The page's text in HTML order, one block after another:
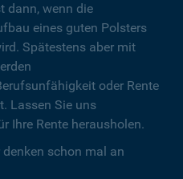
dann, wenn die
eines guten Polsters
Spätestens aber mit
oder Rente
Lassen Sie uns
Ihre Rente herausholen.
schon mal an